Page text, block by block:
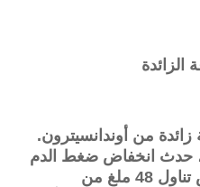
الزائدة
من أوندانسيترون.
، حدث انخفاض ضغط الدم
والإغماء لدى مريض تناول 48 ملغ من